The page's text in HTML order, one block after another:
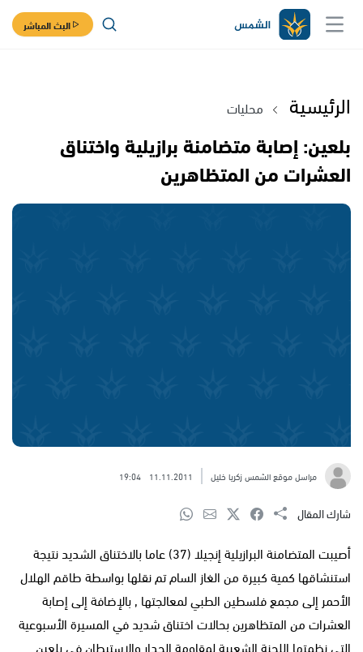
البث المباشر
الرئيسية محليات
بلعين: إصابة متضامنة برازيلية واختناق
العشرات من المتظاهرين
مراسل موقع الشمس زكريا خليل 11.11.2011
19:04
شارك المقال
أصيبت المتضامنة البرازيلية إنجيلا (37) عاما بالاختناق الشديد نتيجة
استنشاقها كمية كبيرة من الغاز السام تم نقلها بواسطة طاقم الهلال
الأحمر إلى مجمع فلسطين الطبي لمعالجتها , بالإضافة إلى إصابة
العشرات من المتظاهرين بحالات اختناق شديد في المسيرة الأسبوعية
التي نظمتها اللجنة الشعبية لمقاومة الجدار والاستيطان في بلعين